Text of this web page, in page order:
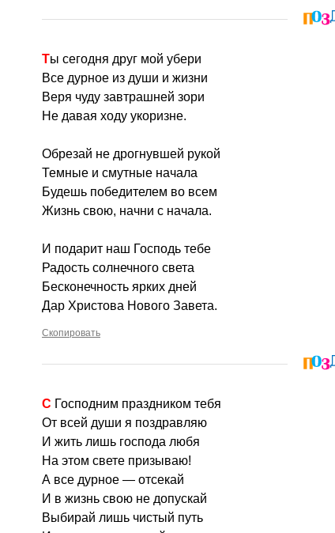
Ты сегодня друг мой убери
Все дурное из души и жизни
Веря чуду завтрашней зори
Не давая ходу укоризне.
Обрезай не дрогнувшей рукой
Темные и смутные начала
Будешь победителем во всем
Жизнь свою, начни с начала.
И подарит наш Господь тебе
Радость солнечного света
Бесконечность ярких дней
Дар Христова Нового Завета.
Скопировать
С Господним праздником тебя
От всей души я поздравляю
И жить лишь господа любя
На этом свете призываю!
А все дурное — отсекай
И в жизнь свою не допускай
Выбирай лишь чистый путь